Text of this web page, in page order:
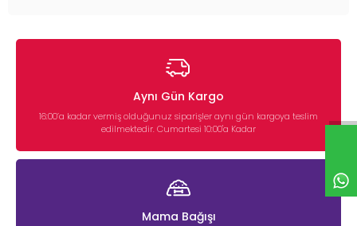
Aynı Gün Kargo
16:00’a kadar vermiş olduğunuz siparişler aynı gün kargoya teslim
edilmektedir. Cumartesi 10:00'a Kadar
Mama Bağışı